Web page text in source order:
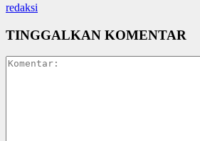
redaksi
TINGGALKAN KOMENTAR